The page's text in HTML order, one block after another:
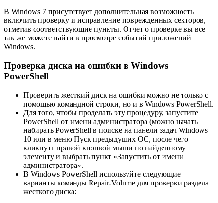
В Windows 7 присутствует дополнительная возможность
включить проверку и исправление поврежденных секторов,
отметив соответствующие пункты. Отчет о проверке вы все
так же можете найти в просмотре событий приложений
Windows.
Проверка диска на ошибки в Windows
PowerShell
Проверить жесткий диск на ошибки можно не только с
помощью командной строки, но и в Windows PowerShell.
Для того, чтобы проделать эту процедуру, запустите
PowerShell от имени администратора (можно начать
набирать PowerShell в поиске на панели задач Windows
10 или в меню Пуск предыдущих ОС, после чего
кликнуть правой кнопкой мыши по найденному
элементу и выбрать пункт «Запустить от имени
администратора».
В Windows PowerShell используйте следующие
варианты команды Repair-Volume для проверки раздела
жесткого диска: